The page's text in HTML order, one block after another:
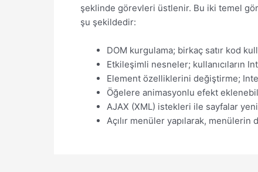
şeklinde görevleri üstlenir. Bu iki temel
şu şekildedir:
DOM kurgulama; birkaç satır kod
Etkileşimli nesneler; kullanıcıların
Element özelliklerini değiştirme;
Öğelere animasyonlu efekt
AJAX (XML) istekleri ile sayfalar
Açılır menüler yapılarak, menülerin